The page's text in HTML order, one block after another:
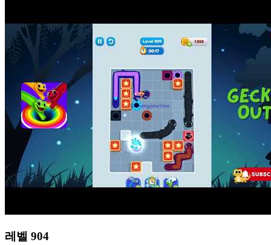
레벨 904